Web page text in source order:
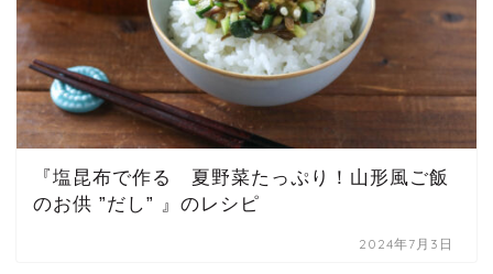
『塩昆布で作る 夏野菜たっぷり！山形風ご飯
のお供 ”だし” 』のレシピ
2024年7月3日